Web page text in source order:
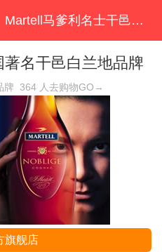
Martell马爹利名士干邑白兰地品牌首页
名干邑白兰地品牌
牌 364 人去购物GO→
旗舰店